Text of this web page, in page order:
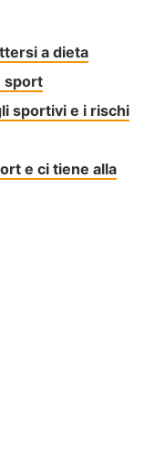
a dieta
sport
sportivi e i rischi
e ci tiene alla